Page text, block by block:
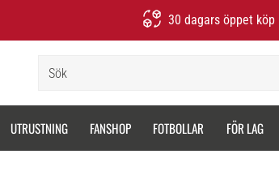
30 dagars öppet köp
UTRUSTNING FANSHOP FOTBOLLAR FÖR LAG